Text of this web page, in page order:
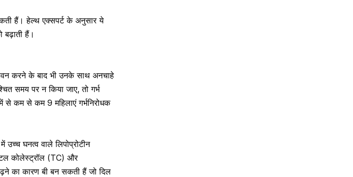
हैं। हेल्थ एक्सपर्ट के अनुसार ये
हैं।
करने के बाद भी उनके साथ अनचाहे
समय पर न किया जाए, तो गर्भ
कम से कम 9 महिलाएं गर्भनिरोधक
घनत्व वाले लिपोप्रोटीन
कोलेस्ट्रॉल (TC) और
का कारण बी बन सकती हैं जो दिल